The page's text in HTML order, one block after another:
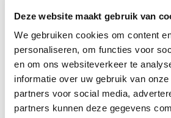
Deze website maakt gebruik van
We gebruiken cookies om content
personaliseren, om functies voor
en om ons websiteverkeer te
informatie over uw gebruik van
partners voor social media,
partners kunnen deze gegevens